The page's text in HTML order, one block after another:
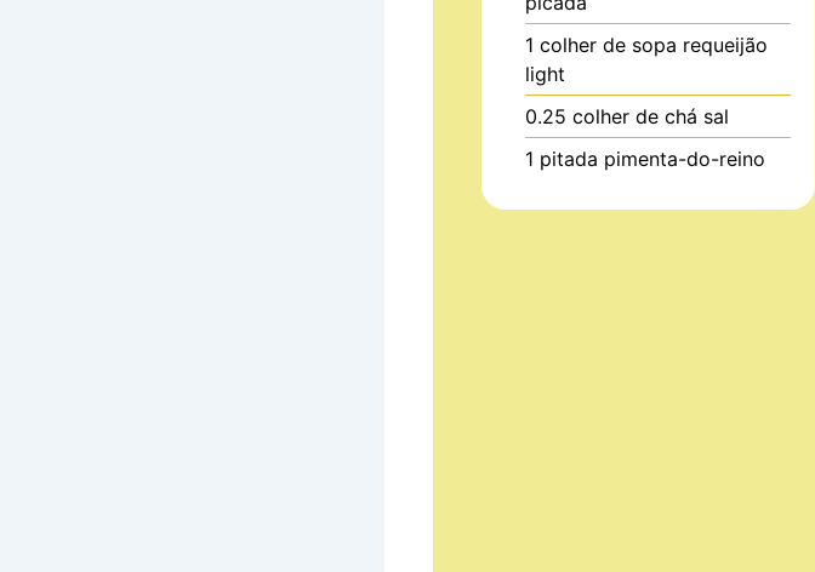
1 colher de sopa requeijão
light
0.25 colher de chá sal
1 pitada pimenta-do-reino